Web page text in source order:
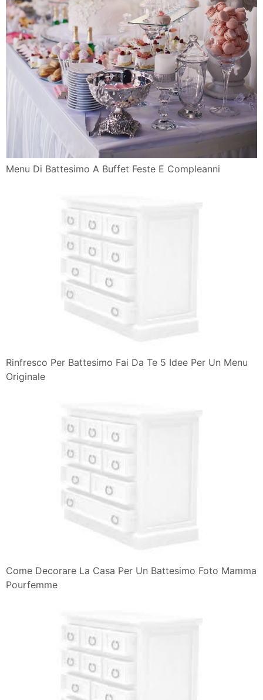
Menu Di Battesimo A Buffet Feste E Compleanni
Rinfresco Per Battesimo Fai Da Te 5 Idee Per Un Menu
Originale
Come Decorare La Casa Per Un Battesimo Foto Mamma
Pourfemme